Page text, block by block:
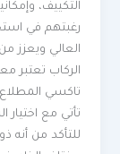
التكييف،
رغبتهم في
العالي ويعزز
الركاب تعتبر
تاكسي المطلاع
تأتي مع اختيار
للتأكد من أنه ذو